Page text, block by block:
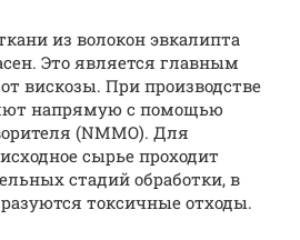
из волокон эвкалипта
Это является главным
вискозы. При производстве
напрямую с помощью
(NMMO). Для
сырье проходит
стадий обработки, в
токсичные отходы.